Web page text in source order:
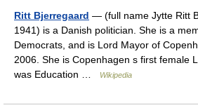
Ritt Bjerregaard — (full name Jytte Ritt
1941) is a Danish politician. She is a
Democrats, and is Lord Mayor of
2006. She is Copenhagen s first female
was Education …
Wikipedia